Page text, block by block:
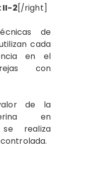
II-2[/right]
de
cada
en el
con
de la
en
realiza